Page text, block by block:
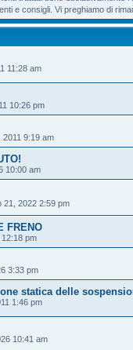
e consigli. Vi preghiamo di
11:28 am
10:26 pm
9:19 am
10:00 am
21, 2022 2:59 pm
FRENO
pm
3:33 pm
statica delle
1:46 pm
10:41 am